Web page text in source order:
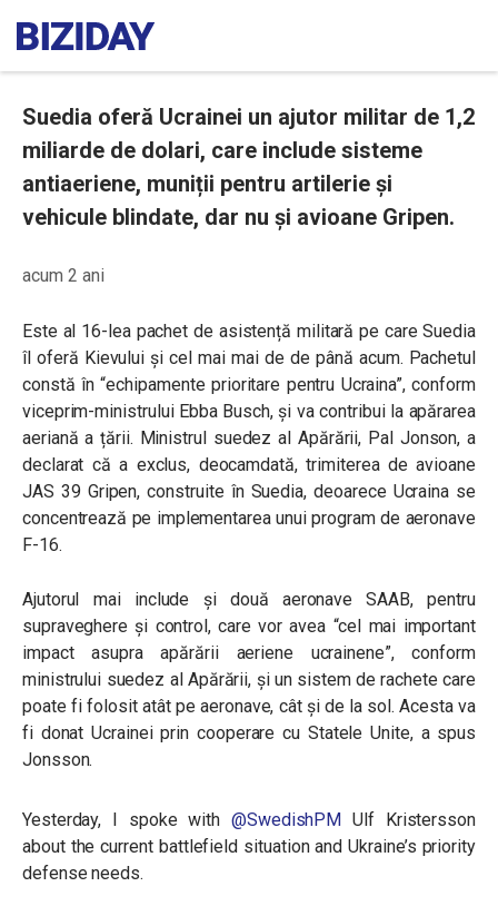
Suedia oferă Ucrainei un ajutor militar de 1,2
miliarde de dolari, care include sisteme
antiaeriene, muniții pentru artilerie și
vehicule blindate, dar nu și avioane Gripen.
acum 2 ani
Este al 16-lea pachet de asistență militară pe care Suedia
îl oferă Kievului și cel mai mai de de până acum. Pachetul
constă în “echipamente prioritare pentru Ucraina”, conform
viceprim-ministrului Ebba Busch, și va contribui la apărarea
aeriană a țării. Ministrul suedez al Apărării, Pal Jonson, a
declarat că a exclus, deocamdată, trimiterea de avioane
JAS 39 Gripen, construite în Suedia, deoarece Ucraina se
concentrează pe implementarea unui program de aeronave
F-16.
Ajutorul mai include și două aeronave SAAB, pentru
supraveghere și control, care vor avea “cel mai important
impact asupra apărării aeriene ucrainene”, conform
ministrului suedez al Apărării, și un sistem de rachete care
poate fi folosit atât pe aeronave, cât și de la sol. Acesta va
fi donat Ucrainei prin cooperare cu Statele Unite, a spus
Jonsson.
Yesterday, I spoke with @SwedishPM Ulf Kristersson
about the current battlefield situation and Ukraine’s priority
defense needs.